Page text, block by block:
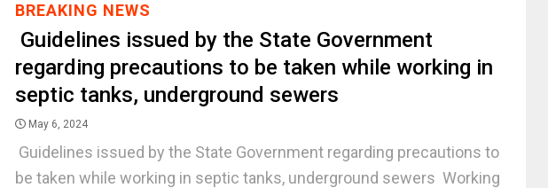
BREAKING NEWS
Guidelines issued by the State Government
regarding precautions to be taken while working in
septic tanks, underground sewers
May 6, 2024
Guidelines issued by the State Government regarding precautions to
be taken while working in septic tanks, underground sewers Working